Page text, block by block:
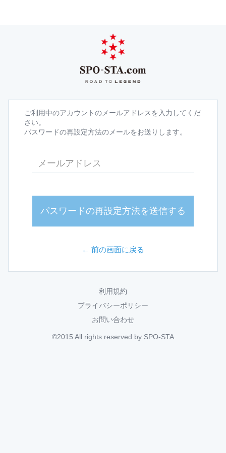
ご利用中のアカウントのメールアドレスを入力してくだ
さい。
パスワードの再設定方法のメールをお送りします。
パスワードの再設定方法を送信する
← 前の画面に戻る
利用規約
プライバシーポリシー
お問い合わせ
©2015 All rights reserved by SPO-STA